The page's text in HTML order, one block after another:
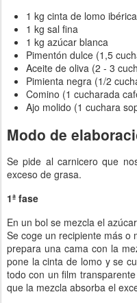
1 kg cinta de lomo ibérica
1 kg sal fina
1 kg azúcar blanca
Pimentón dulce (1,5
Aceite de oliva (2 - 3
Pimienta negra (1/2
Comino (1 cucharada
Ajo molido (1 cuchara
Modo de
Se pide al carnicero que
exceso de grasa.
1ª fase
En un bol se mezcla el
Se coge un recipiente más o
prepara una cama con la
pone la cinta de lomo y se
todo con un film
que la mezcla absorba el